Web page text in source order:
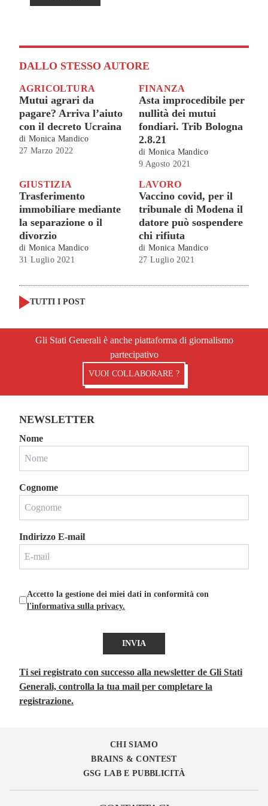
DALLO STESSO AUTORE
AGRICOLTURA
Mutui agrari da
pagare? Arriva l’aiuto
con il decreto Ucraina
di Monica Mandico
27 Marzo 2022
FINANZA
Asta improcedibile per
nullità dei mutui
fondiari. Trib Bologna
2.8.21
di Monica Mandico
9 Agosto 2021
GIUSTIZIA
Trasferimento
immobiliare mediante
la separazione o il
divorzio
di Monica Mandico
31 Luglio 2021
LAVORO
Vaccino covid, per il
tribunale di Modena il
datore può sospendere
chi rifiuta
di Monica Mandico
27 Luglio 2021
TUTTI I POST
Gli Stati Generali è anche piattaforma di giornalismo
partecipativo
VUOI COLLABORARE ?
NEWSLETTER
Nome
Cognome
Indirizzo E-mail
Accetto la gestione dei miei dati in conformità con
l'informativa sulla privacy.
INVIA
Ti sei registrato con successo alla newsletter de Gli Stati
Generali, controlla la tua mail per completare la
registrazione.
CHI SIAMO
BRAINS & CONTEST
GSG LAB E PUBBLICITÀ